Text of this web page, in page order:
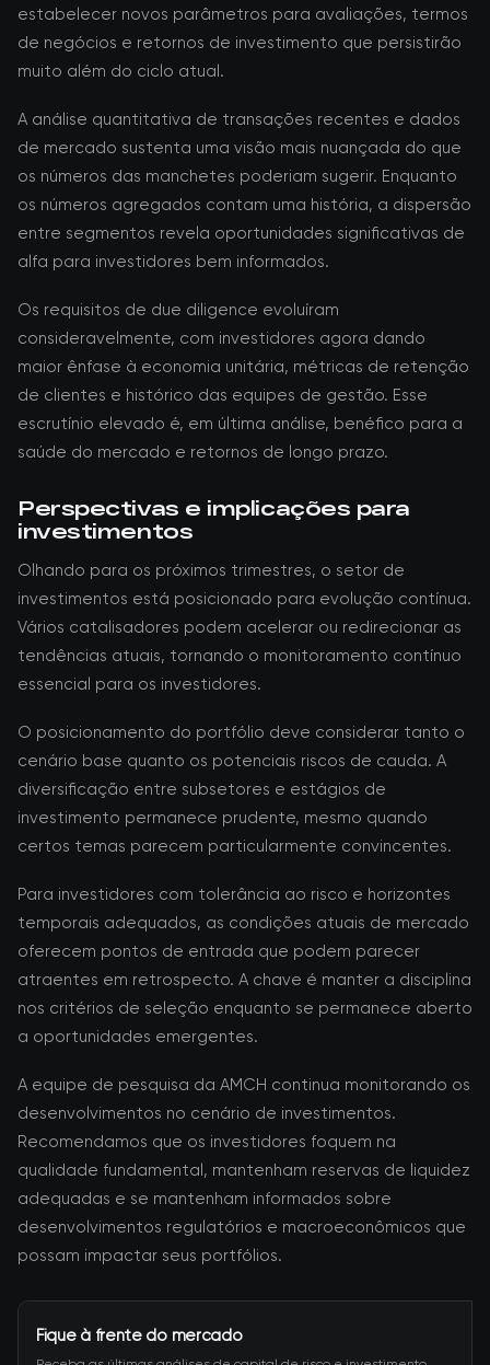
estabelecer novos parâmetros para avaliações, termos
de negócios e retornos de investimento que persistirão
muito além do ciclo atual.
A análise quantitativa de transações recentes e dados
de mercado sustenta uma visão mais nuançada do que
os números das manchetes poderiam sugerir. Enquanto
os números agregados contam uma história, a dispersão
entre segmentos revela oportunidades significativas de
alfa para investidores bem informados.
Os requisitos de due diligence evoluíram
consideravelmente, com investidores agora dando
maior ênfase à economia unitária, métricas de retenção
de clientes e histórico das equipes de gestão. Esse
escrutínio elevado é, em última análise, benéfico para a
saúde do mercado e retornos de longo prazo.
Perspectivas e implicações para
investimentos
Olhando para os próximos trimestres, o setor de
investimentos está posicionado para evolução contínua.
Vários catalisadores podem acelerar ou redirecionar as
tendências atuais, tornando o monitoramento contínuo
essencial para os investidores.
O posicionamento do portfólio deve considerar tanto o
cenário base quanto os potenciais riscos de cauda. A
diversificação entre subsetores e estágios de
investimento permanece prudente, mesmo quando
certos temas parecem particularmente convincentes.
Para investidores com tolerância ao risco e horizontes
temporais adequados, as condições atuais de mercado
oferecem pontos de entrada que podem parecer
atraentes em retrospecto. A chave é manter a disciplina
nos critérios de seleção enquanto se permanece aberto
a oportunidades emergentes.
A equipe de pesquisa da AMCH continua monitorando os
desenvolvimentos no cenário de investimentos.
Recomendamos que os investidores foquem na
qualidade fundamental, mantenham reservas de liquidez
adequadas e se mantenham informados sobre
desenvolvimentos regulatórios e macroeconômicos que
possam impactar seus portfólios.
Fique à frente do mercado